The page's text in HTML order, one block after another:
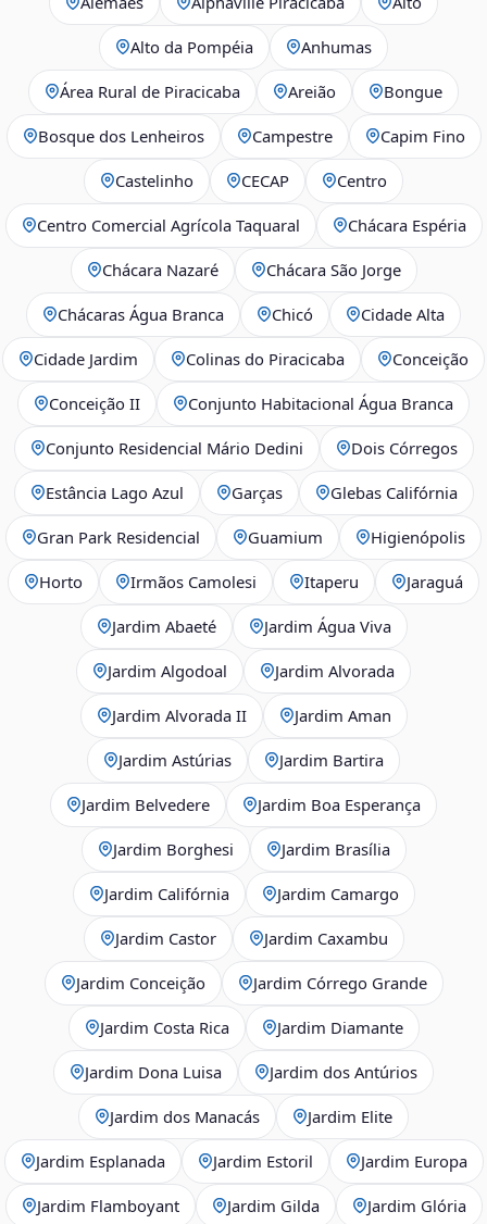
Alto da Pompéia Anhumas
Área Rural de Piracicaba Areião Bongue
Bosque dos Lenheiros Campestre Capim Fino
Castelinho CECAP Centro
Centro Comercial Agrícola Taquaral Chácara Espéria
Chácara Nazaré Chácara São Jorge
Chácaras Água Branca Chicó Cidade Alta
Cidade Jardim Colinas do Piracicaba Conceição
Conceição II Conjunto Habitacional Água Branca
Conjunto Residencial Mário Dedini Dois Córregos
Estância Lago Azul Garças Glebas Califórnia
Gran Park Residencial Guamium Higienópolis
Horto Irmãos Camolesi Itaperu Jaraguá
Jardim Abaeté Jardim Água Viva
Jardim Algodoal Jardim Alvorada
Jardim Alvorada II Jardim Aman
Jardim Astúrias Jardim Bartira
Jardim Belvedere Jardim Boa Esperança
Jardim Borghesi Jardim Brasília
Jardim Califórnia Jardim Camargo
Jardim Castor Jardim Caxambu
Jardim Conceição Jardim Córrego Grande
Jardim Costa Rica Jardim Diamante
Jardim Dona Luisa Jardim dos Antúrios
Jardim dos Manacás Jardim Elite
Jardim Esplanada Jardim Estoril Jardim Europa
Jardim Flamboyant Jardim Gilda Jardim Glória